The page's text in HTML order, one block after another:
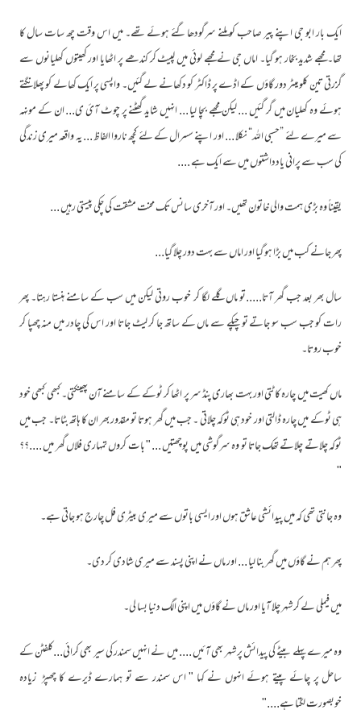
ایک بار ابو جی اپنے پیر صاحب کو ملنے سرگودھا گئے ہوئے تھے۔ میں اس وقت چھ سات سال کا
تھا۔ مجھے شدید بخار ہو گیا۔ اماں جی نے مجھے لوئی میں لپیٹ کر کندھے پر اٹھایا اور کھیتوں کھلیانوں سے
گزرتی تین کلو میٹر دور گاؤں کے اڈے پر ڈاکٹر کو دکھانے لے گئیں۔ واپسی پر ایک کھالے کو پھلانگتے
ہوئے وہ کھلیان میں گر گئیں ... لیکن مجھے بچا لیا ... انہیں شاید گھٹنے پر چوٹ آئ ی... ان کے مونہہ
سے میرے لئے ”حسبی اللہ“ نکلا ... اور اپنے سسرال کے لئے کچھ ناروا الفاظ ... یہ واقعہ میری زندگی
کی سب سے پرانی یادداشتوں میں سے ایک ہے ....
یقیناً وہ بڑی ہمت والی خاتون تھیں۔ اور آخری سانس تک محنت مشقت کی چکی پیستی رہیں ...
پھر جانے کب میں بڑا ہو گیا اور اماں سے بہت دور چلا گیا...
سال بھر بعد جب گھر آتا.....تو ماں گلے لگا کر خوب روتی لیکن میں سب کے سامنے ہنستا رہتا۔ پھر
رات کو جب سب سو جاتے تو چپکے سے ماں کے ساتھ جا کر لیٹ جاتا اور اس کی چادر میں منہ چھپا کر
خوب روتا۔
ماں کھیت میں چارہ کاٹتی اور بہت بھاری پنڈ سر پر اٹھا کر ٹوکے کے سامنے آن پھینکتی۔ کبھی کبھی خود
ہی ٹوکے میں چارہ ڈالتی اور خود ہی ٹوکہ چلاتی ۔ جب میں گھر ہوتا تو مقدور بھر ان کا ہاتھ بٹاتا۔ جب میں
ٹوکہ چلاتے چلاتے تھک جاتا تو وہ سرگوشی میں پوچھتیں ... " بات کروں تمہاری فلاں گھر میں ....؟؟
"
وہ جانتی تھی کہ میں پیدائشی عاشق ہوں اور ایسی باتوں سے میری بیٹری فل چارج ہو جاتی ہے۔
پھر ہم نے گاؤں میں گھر بنا لیا ... اور ماں نے اپنی پسند سے میری شادی کر دی۔
میں فیملی لے کر شہر چلا آیا اور ماں نے گاؤں میں اپنی الگ دنیا بسا لی۔
وہ میرے پہلے بیٹے کی پیدائش پر شہر بھی آئیں .... میں نے انہیں سمندر کی سیر بھی کرائی...کلفٹن کے
ساحل پر چائے پیتے ہوئے انہوں نے کہا " اس سمندر سے تو ہمارے ڈیرے کا چھپڑ زیادہ
خوبصورت لگتا ہے...."